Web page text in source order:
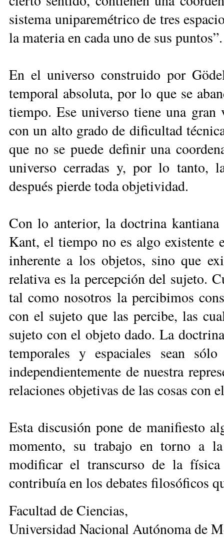
sistema uniparemétrico de tres
la materia en cada uno de sus puntos”.
En el universo construido por
temporal absoluta, por lo que se
tiempo. Ese universo tiene una gran
con un alto grado de dificultad
que no se puede definir una
universo cerradas y, por lo tanto,
después pierde toda objetividad.
Con lo anterior, la doctrina kantiana
Kant, el tiempo no es algo existente
inherente a los objetos, sino que
relativa es la percepción del sujeto.
tal como nosotros la percibimos
con el sujeto que las percibe, las
sujeto con el objeto dado. La
temporales y espaciales sean
independientemente de nuestra
relaciones objetivas de las cosas con
Esta discusión pone de manifiesto
momento, su trabajo en torno a
modificar el transcurso de la
contribuía en los debates filosóficos
Facultad de Ciencias,
Universidad Nacional Autónoma de